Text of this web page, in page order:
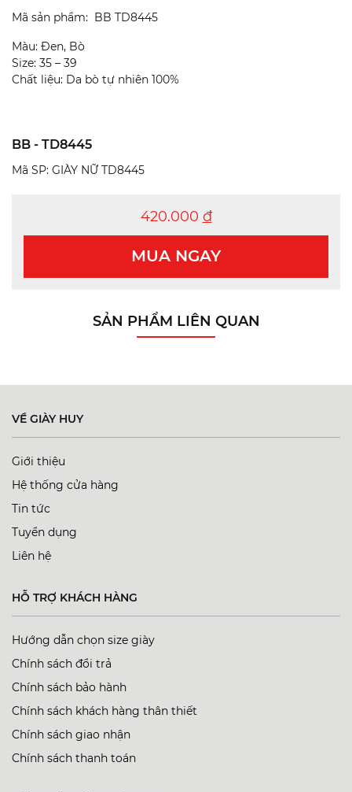
Mã sản phẩm: BB TD8445
Màu: Đen, Bò
Size: 35 – 39
Chất liệu: Da bò tự nhiên 100%
BB - TD8445
Mã SP: GIÀY NỮ TD8445
420.000 đ
MUA NGAY
SẢN PHẨM LIÊN QUAN
VỀ GIÀY HUY
Giới thiệu
Hệ thống cửa hàng
Tin tức
Tuyển dụng
Liên hệ
HỖ TRỢ KHÁCH HÀNG
Hướng dẫn chọn size giày
Chính sách đổi trả
Chính sách bảo hành
Chính sách khách hàng thân thiết
Chính sách giao nhận
Chính sách thanh toán